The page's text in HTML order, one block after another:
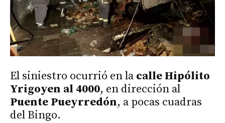
El siniestro ocurrió en la calle Hipólito
Yrigoyen al 4000, en dirección al
Puente Pueyrredón, a pocas cuadras
del Bingo.